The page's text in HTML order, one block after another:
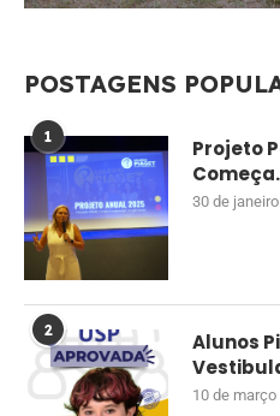
POSTAGENS
1
Projeto
30 de
2
Alunos
10 de